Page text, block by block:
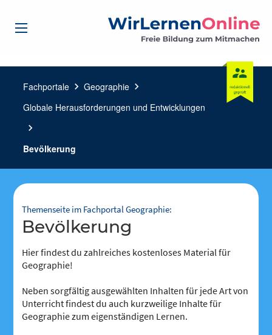
Fachportale chevron_right Geographie chevron_right
Globale Herausforderungen und Entwicklungen
chevron_right
Bevölkerung
Themenseite im Fachportal Geographie:
Bevölkerung
Hier findest du zahlreiches kostenloses Material für
Geographie!
Neben sorgfältig ausgewählten Inhalten für jede Art von
Unterricht findest du auch kurzweilige Inhalte für
Geographie zum eigenständigen Lernen.